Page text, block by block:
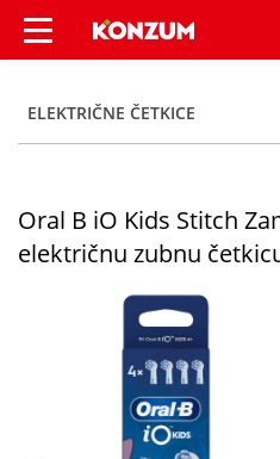
Oral B iO Kids
ELEKTRIČNE ČETKICE
Oral B iO Kids Stitch
električnu zubnu